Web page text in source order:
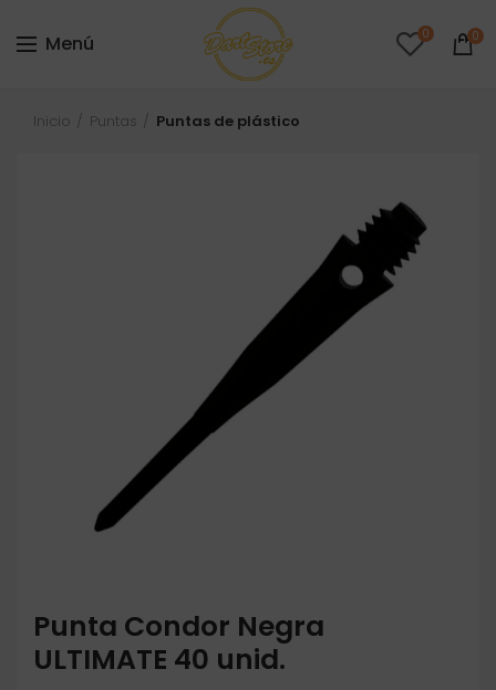
Menú 0 0
Inicio Puntas Puntas de plástico
Punta Condor Negra
ULTIMATE 40 unid.